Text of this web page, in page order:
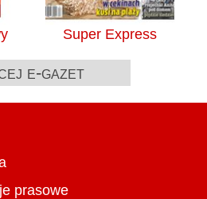
Super Express
e-gazet
prasowe